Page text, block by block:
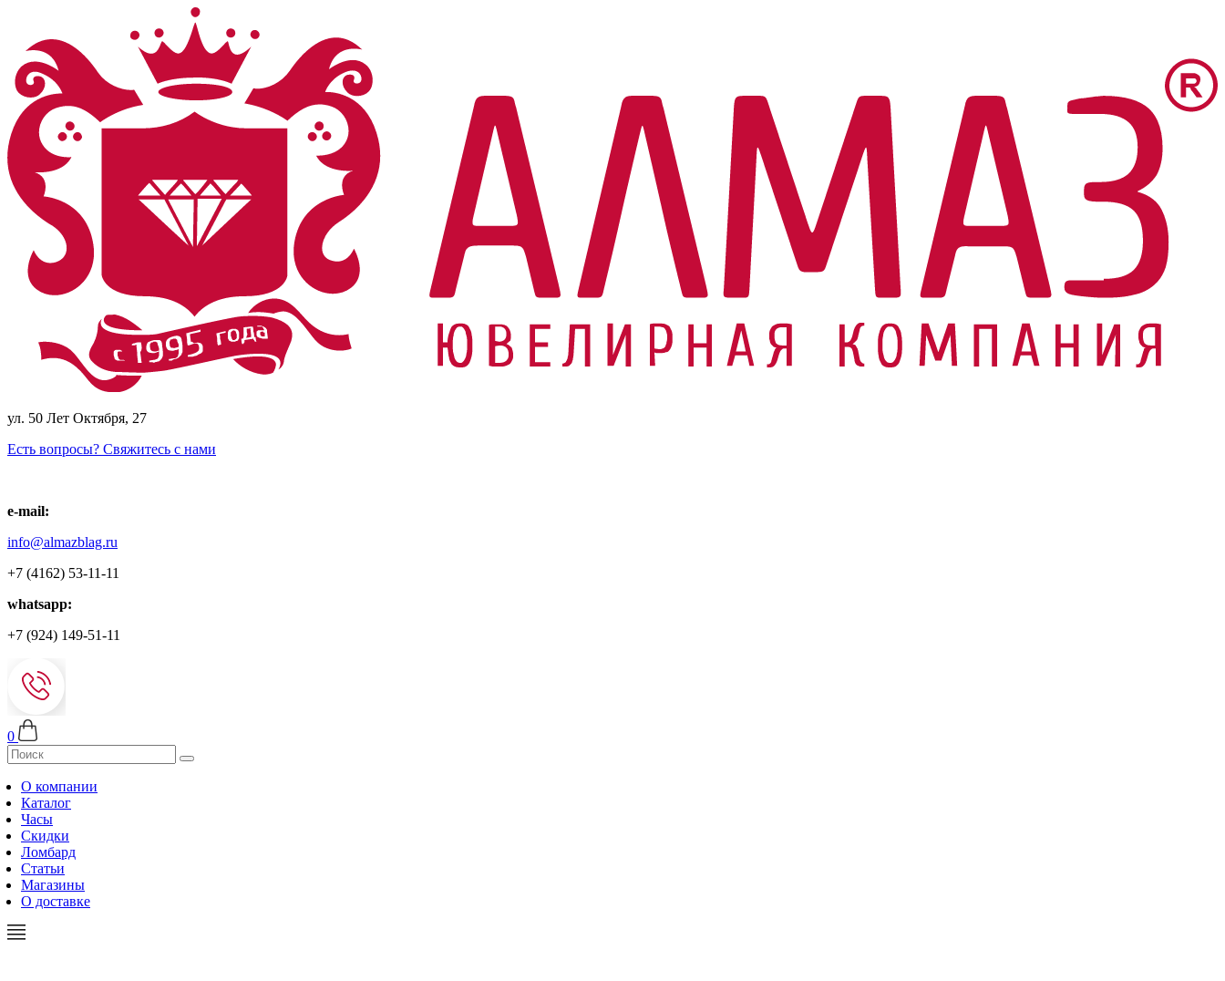
ул. 50 Лет Октября, 27
Есть вопросы? Свяжитесь с нами
e-mail:
info@almazblag.ru
+7 (4162) 53-11-11
whatsapp:
+7 (924) 149-51-11
0
О компании
Каталог
Часы
Скидки
Ломбард
Статьи
Магазины
О доставке